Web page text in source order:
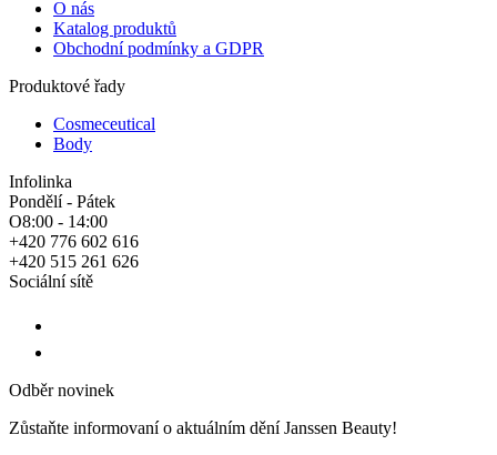
O nás
Katalog produktů
Obchodní podmínky a GDPR
Produktové řady
Cosmeceutical
Body
Infolinka
Pondělí - Pátek
O8:00 - 14:00
+420 776 602 616
+420 515 261 626
Sociální sítě
Odběr novinek
Zůstaňte informovaní o aktuálním dění Janssen Beauty!